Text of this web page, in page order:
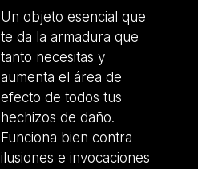
Un objeto esencial que
te da la armadura que
tanto necesitas y
aumenta el área de
efecto de todos tus
hechizos de daño.
Funciona bien contra
ilusiones e invocaciones